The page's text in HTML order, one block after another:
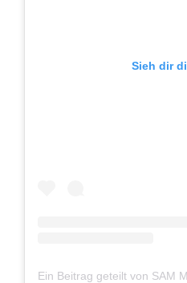
Sieh dir
Ein Beitrag geteilt von SAM